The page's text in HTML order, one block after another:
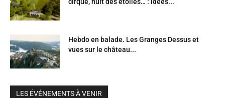
Hebdo en balade. Les Granges Dessus et
vues sur le château...
LES ÉVÉNEMENTS À VENIR